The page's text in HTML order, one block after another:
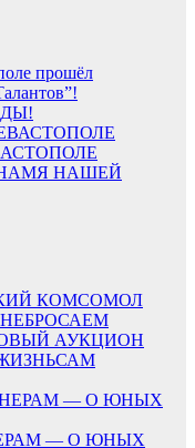
прошёл
НАШЕЙ
КОМСОМОЛ
АУКЦИОН
САМ
— О ЮНЫХ